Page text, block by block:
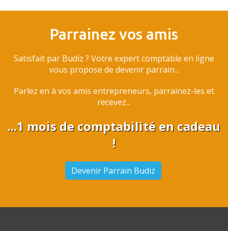
Parrainez vos amis
Satisfait par Budiz ? Votre expert comptable en ligne
vous propose de devenir parrain...
Parlez en à vos amis entrepreneurs, parrainez-les et
recevez...
...1 mois de comptabilité en cadeau
!
Devenir Parrain Budiz